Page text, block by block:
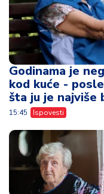
Godinama je
kod kuće -
šta ju je najviše
15:45 Ispovesti